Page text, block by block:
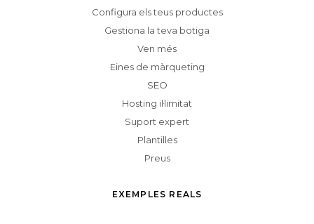
Configura els teus productes
Gestiona la teva botiga
Ven més
Eines de màrqueting
SEO
Hosting il·limitat
Suport expert
Plantilles
Preus
EXEMPLES REALS